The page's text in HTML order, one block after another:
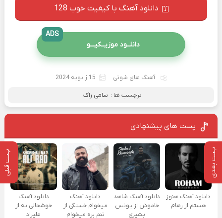
پست بعدی پست قبلی
دانلود آهنگ با کیفیت خوب 128
دانلــود موزیــکیـــو
ADS
آهنگ های شوتی 15 ژانویه 2024
برچسب ها : سامی راک
پست های پیشنهادی
دانلود آهنگ هنوز
هستم از رهام
دانلود آهنگ شاهد
خاموش از یونس
بشیری
دانلود آهنگ
میخوام خستگی از
تنم بره میخوام
دانلود آهنگ
خوشحالی نه از
علیراد